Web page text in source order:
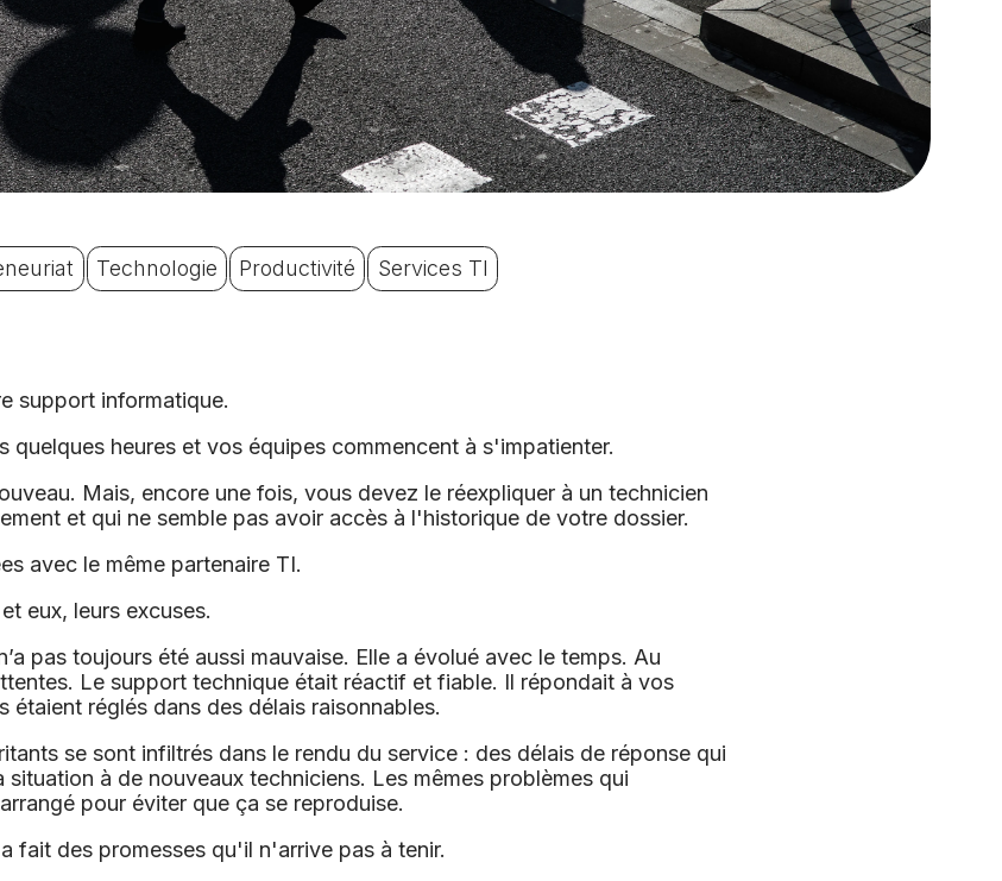
Technologie Productivité Services TI
support informatique.
quelques heures et vos équipes commencent à s'impatienter.
Mais, encore une fois, vous devez le réexpliquer à un technicien
et qui ne semble pas avoir accès à l'historique de votre dossier.
avec le même partenaire TI.
eux, leurs excuses.
pas toujours été aussi mauvaise. Elle a évolué avec le temps. Au
Le support technique était réactif et fiable. Il répondait à vos
étaient réglés dans des délais raisonnables.
se sont infiltrés dans le rendu du service : des délais de réponse qui
situation à de nouveaux techniciens. Les mêmes problèmes qui
pour éviter que ça se reproduise.
faitdes promesses qu'il n'arrive pas à tenir.